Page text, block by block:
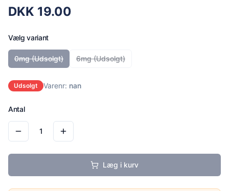
DKK 19.00
Vælg variant
0mg(Udsolgt) 6mg(Udsolgt)
Udsolgt Varenr: nan
Antal
1
Læg i kurv